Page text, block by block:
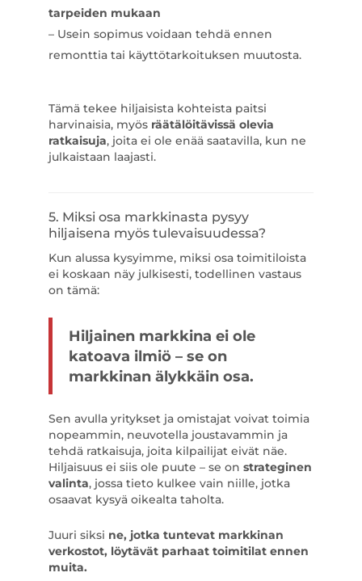
tarpeiden mukaan
– Usein sopimus voidaan tehdä ennen
remonttia tai käyttötarkoituksen muutosta.
Tämä tekee hiljaisista kohteista paitsi
harvinaisia, myös räätälöitävissä olevia
ratkaisuja, joita ei ole enää saatavilla, kun ne
julkaistaan laajasti.
5. Miksi osa markkinasta pysyy
hiljaisena myös tulevaisuudessa?
Kun alussa kysyimme, miksi osa toimitiloista
ei koskaan näy julkisesti, todellinen vastaus
on tämä:
Hiljainen markkina ei ole
katoava ilmiö – se on
markkinan älykkäin osa.
Sen avulla yritykset ja omistajat voivat toimia
nopeammin, neuvotella joustavammin ja
tehdä ratkaisuja, joita kilpailijat eivät näe.
Hiljaisuus ei siis ole puute – se on strateginen
valinta, jossa tieto kulkee vain niille, jotka
osaavat kysyä oikealta taholta.
Juuri siksi ne, jotka tuntevat markkinan
verkostot, löytävät parhaat toimitilat ennen
muita.